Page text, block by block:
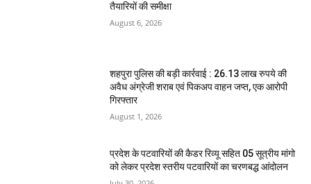
तैयारियों की समीक्षा
August 6, 2026
शहपुरा पुलिस की बड़ी कार्रवाई : 26.13 लाख रुपये की
अवैध अंग्रेजी शराब एवं पिकअप वाहन जप्त, एक आरोपी
गिरफ्तार
August 1, 2026
प्रदेश के पटवारियों की कैडर रिव्यू सहित 05 सूत्रीय मांगो
को लेकर प्रदेश स्तरीय पटवारियों का चरणबद्ध आंदोलन